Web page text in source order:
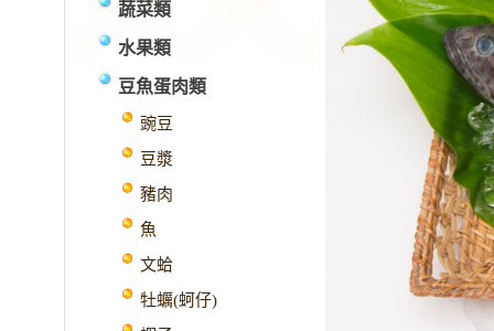
蔬菜類
水果類
豆魚蛋肉類
豌豆
豆漿
豬肉
魚
文蛤
牡蠣(蚵仔)